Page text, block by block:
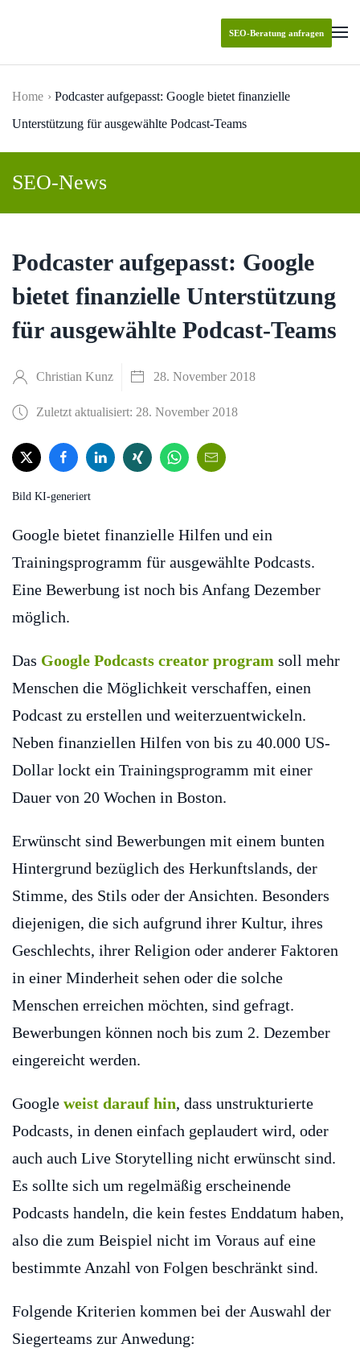
SEO-Beratung anfragen
Home
Podcaster aufgepasst: Google bietet finanzielle
Unterstützung für ausgewählte Podcast-Teams
SEO-News
Podcaster aufgepasst: Google
bietet finanzielle Unterstützung
für ausgewählte Podcast-Teams
Christian Kunz 28. November 2018
Zuletzt aktualisiert: 28. November 2018
Bild KI-generiert
Google bietet finanzielle Hilfen und ein
Trainingsprogramm für ausgewählte Podcasts.
Eine Bewerbung ist noch bis Anfang Dezember
möglich.
Das Google Podcasts creator program soll mehr
Menschen die Möglichkeit verschaffen, einen
Podcast zu erstellen und weiterzuentwickeln.
Neben finanziellen Hilfen von bis zu 40.000 US-
Dollar lockt ein Trainingsprogramm mit einer
Dauer von 20 Wochen in Boston.
Erwünscht sind Bewerbungen mit einem bunten
Hintergrund bezüglich des Herkunftslands, der
Stimme, des Stils oder der Ansichten. Besonders
diejenigen, die sich aufgrund ihrer Kultur, ihres
Geschlechts, ihrer Religion oder anderer Faktoren
in einer Minderheit sehen oder die solche
Menschen erreichen möchten, sind gefragt.
Bewerbungen können noch bis zum 2. Dezember
eingereicht werden.
Google weist darauf hin, dass unstrukturierte
Podcasts, in denen einfach geplaudert wird, oder
auch auch Live Storytelling nicht erwünscht sind.
Es sollte sich um regelmäßig erscheinende
Podcasts handeln, die kein festes Enddatum haben,
also die zum Beispiel nicht im Voraus auf eine
bestimmte Anzahl von Folgen beschränkt sind.
Folgende Kriterien kommen bei der Auswahl der
Siegerteams zur Anwedung: